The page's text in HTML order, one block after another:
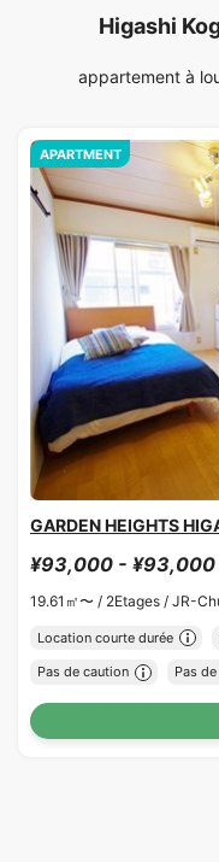
Higashi
appartement à
APARTMENT
GARDEN HEIGHTS
¥93,000 - ¥93,000
19.61㎡〜 / 2Etages / JR-
Location courte durée
Pas de caution Pas